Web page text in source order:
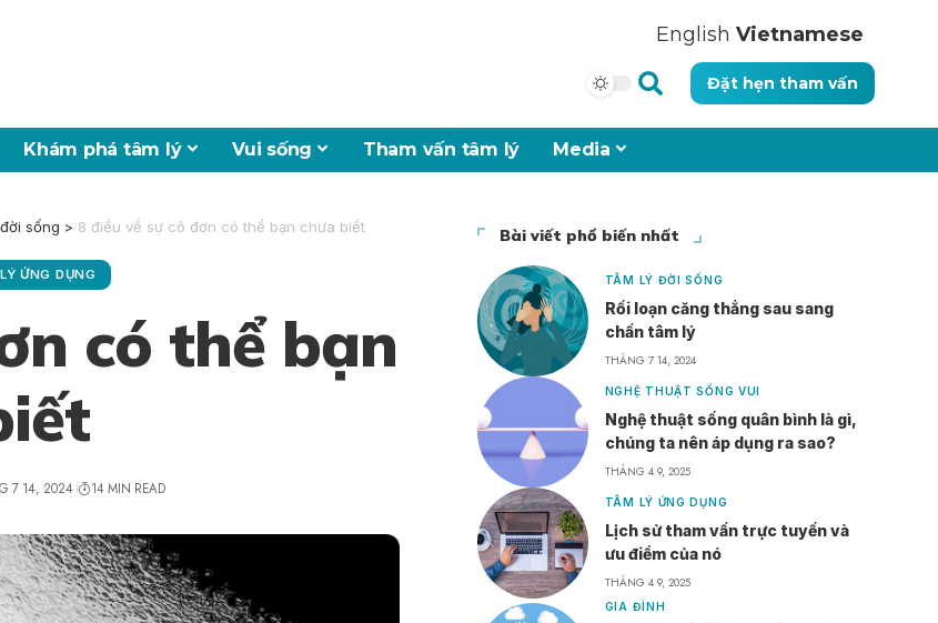
English Vietnamese
Đặt hẹn tham vấn
Khám phá tâm lý Vui sống Tham vấn tâm lý Media
sống > 8 điều về sự cô đơn có thể bạn chưa biết
ỨNG DỤNG
có thể bạn
7 14, 2024 14 MIN READ
Bài viết phổ biến nhất
TÂM LÝ ĐỜI SỐNG
Rối loạn căng thẳng sau sang
chấn tâm lý
THÁNG 7 14, 2024
NGHỆ THUẬT SỐNG VUI
Nghệ thuật sống quân bình là gì,
chúng ta nên áp dụng ra sao?
THÁNG 4 9, 2025
TÂM LÝ ỨNG DỤNG
Lịch sử tham vấn trực tuyến và
ưu điểm của nó
THÁNG 4 9, 2025
GIA ĐÌNH